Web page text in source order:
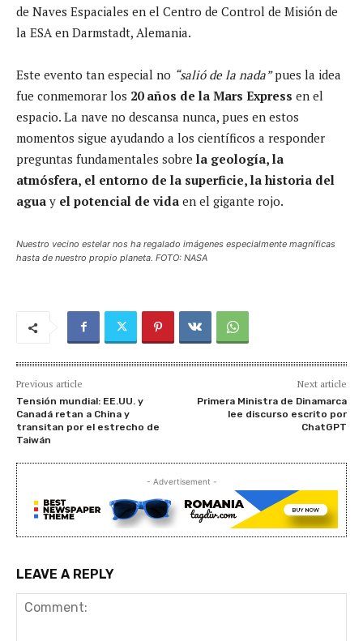
de Naves Espaciales en el Centro de Control de Misión de
la ESA en Darmstadt, Alemania.
Este evento tan especial no “salió de la nada”pues la idea
fue conmemorar los 20 años de la Mars Express en el
espacio. La nave no descansa nunca, pues en estos
momentos sigue ayudando a los científicos a responder
preguntas fundamentales sobre la geología, la
atmósfera, el entorno de la superficie, la historia del
agua y el potencial de vida en el gigante rojo.
Nuestro vecino estelar nos ha regalado imágenes especialmente magníficas
hasta de nuestro propio planeta. FOTO: NASA
Previous article
Tensión mundial: EE.UU. y
Canadá retan a China y
transitan por el estrecho de
Taiwán
Next article
Primera Ministra de Dinamarca
lee discurso escrito por
ChatGPT
- Advertisement -
LEAVE A REPLY